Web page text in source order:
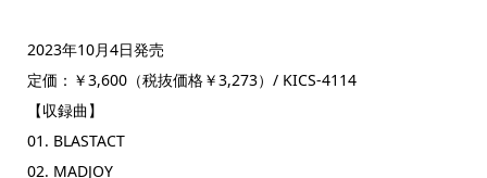
2023年10月4日発売
定価：￥3,600（税抜価格￥3,273）/ KICS-4114
【収録曲】
01. BLASTACT
02. MADJOY